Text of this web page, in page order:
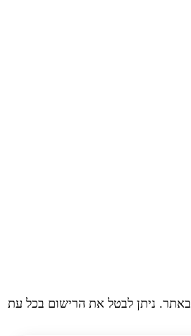
באתר. ניתן לבטל את הרישום בכל עת